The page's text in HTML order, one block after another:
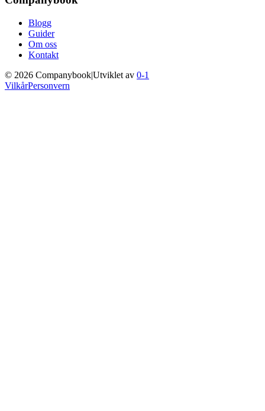
Blogg
Guider
Om oss
Kontakt
© 2026 Companybook|Utviklet av 0-1
VilkårPersonvern